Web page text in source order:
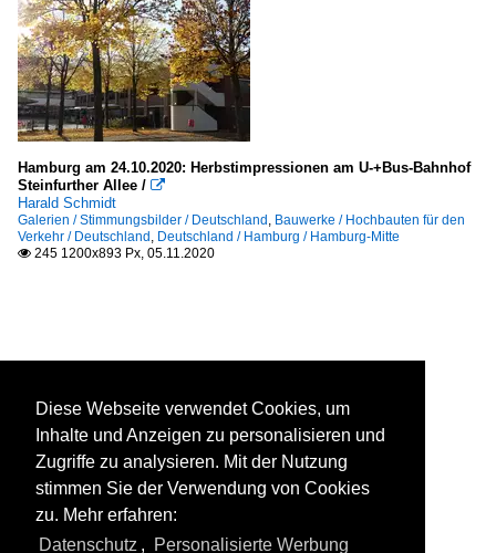
Hamburg am 24.10.2020: Herbstimpressionen am U-+Bus-Bahnhof
Steinfurther Allee / 
Harald Schmidt
Galerien / Stimmungsbilder / Deutschland , Bauwerke / Hochbauten für den
Verkehr / Deutschland , Deutschland / Hamburg / Hamburg-Mitte
 245 1200x893 Px, 05.11.2020
Diese Webseite verwendet Cookies, um
Inhalte und Anzeigen zu personalisieren und
Zugriffe zu analysieren. Mit der Nutzung
stimmen Sie der Verwendung von Cookies
zu. Mehr erfahren:
Datenschutz , Personalisierte Werbung